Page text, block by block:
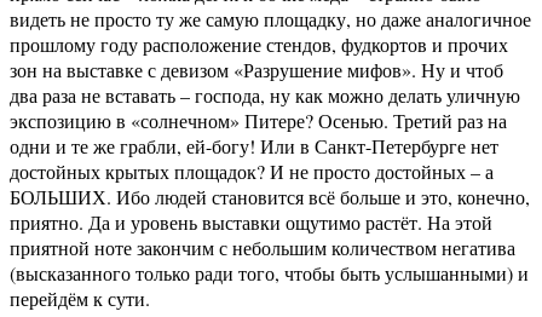
видеть не просто ту же самую площадку, но даже аналогичное
прошлому году расположение стендов, фудкортов и прочих
зон на выставке с девизом «Разрушение мифов». Ну и чтоб
два раза не вставать – господа, ну как можно делать уличную
экспозицию в «солнечном» Питере? Осенью. Третий раз на
одни и те же грабли, ей-богу! Или в Санкт-Петербурге нет
достойных крытых площадок? И не просто достойных – а
БОЛЬШИХ. Ибо людей становится всё больше и это, конечно,
приятно. Да и уровень выставки ощутимо растёт. На этой
приятной ноте закончим с небольшим количеством негатива
(высказанного только ради того, чтобы быть услышанными) и
перейдём к сути.